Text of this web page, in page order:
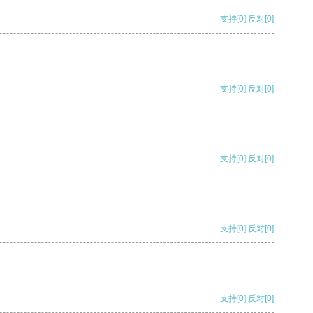
支持[0] 反对[0]
支持[0] 反对[0]
支持[0] 反对[0]
支持[0] 反对[0]
支持[0] 反对[0]